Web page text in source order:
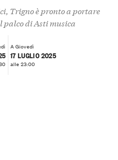
Trigno è pronto a portare
palco di Asti musica
A Giovedì
17 LUGLIO 2025
alle 23:00